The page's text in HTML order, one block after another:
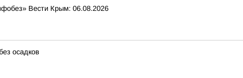
Вести Крым: 06.08.2026
осадков